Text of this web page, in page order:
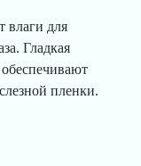
влаги для
Гладкая
пленки.